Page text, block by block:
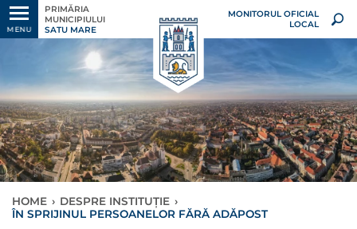
MENU
PRIMĂRIA
MUNICIPIULUI
SATU MARE
MONITORUL OFICIAL
LOCAL
HOME › DESPRE INSTITUȚIE ›
ÎN SPRIJINUL PERSOANELOR FĂRĂ ADĂPOST